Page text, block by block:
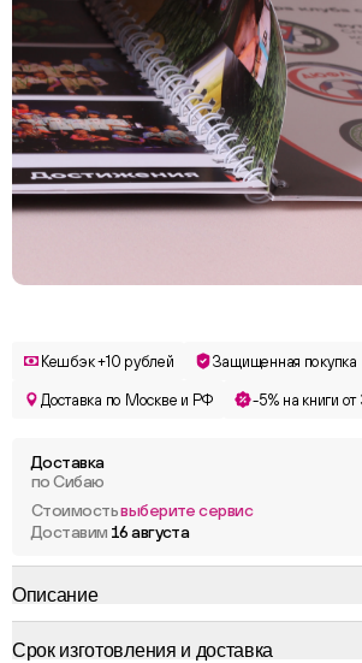
Кешбэк +10 рублей Защищенная покупка
Доставка по Москве и РФ -5% на книги
Доставка
по Сибаю
Стоимостьвыберите сервис
Доставим 16 августа
Описание
Срок изготовления и доставка